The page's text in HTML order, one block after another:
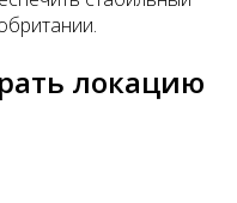
локацию